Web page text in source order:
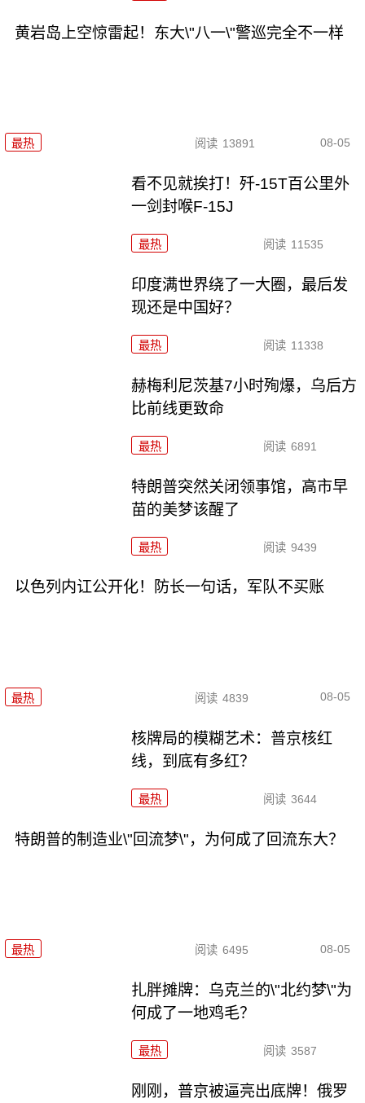
黄岩岛上空惊雷起！东大\"八一\"警巡完全不一样
最热 阅读 13891 08-05
看不见就挨打！歼-15T百公里外
一剑封喉F-15J
最热 阅读 11535
印度满世界绕了一大圈，最后发
现还是中国好？
最热 阅读 11338
赫梅利尼茨基7小时殉爆，乌后方
比前线更致命
最热 阅读 6891
特朗普突然关闭领事馆，高市早
苗的美梦该醒了
最热 阅读 9439
以色列内讧公开化！防长一句话，军队不买账
最热 阅读 4839 08-05
核牌局的模糊艺术：普京核红
线，到底有多红？
最热 阅读 3644
特朗普的制造业\"回流梦\"，为何成了回流东大？
最热 阅读 6495 08-05
扎胖摊牌：乌克兰的\"北约梦\"为
何成了一地鸡毛？
最热 阅读 3587
刚刚，普京被逼亮出底牌！俄罗